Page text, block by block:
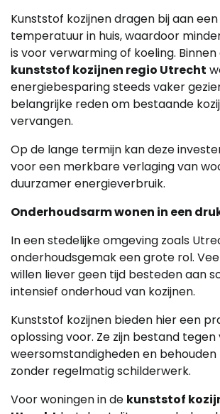
Kunststof kozijnen dragen bij aan
temperatuur in huis, waardoor
is voor verwarming of koeling.
kunststof kozijnen regio Utrecht
energiebesparing steeds vaker
belangrijke reden om bestaande
vervangen.
Op de lange termijn kan deze
voor een merkbare verlaging van
duurzamer energieverbruik.
Onderhoudsarm wonen in een
In een stedelijke omgeving zoals
onderhoudsgemak een grote rol.
willen liever geen tijd besteden aan
intensief onderhoud van kozijnen.
Kunststof kozijnen bieden hier een
oplossing voor. Ze zijn bestand
weersomstandigheden en
zonder regelmatig schilderwerk.
Voor woningen in de kunststof